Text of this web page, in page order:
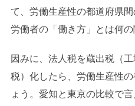
て、労働生産性の都道府県
労働者の「働き方」とは何の
因みに、法人税を蔵出税（
税）化したら、労働生産性
ょう。愛知と東京の比較で